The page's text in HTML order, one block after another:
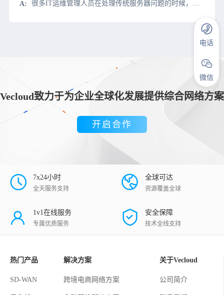
Vecloud致力于为企业全球化发展提供综合网络方案
开启合作
7x24小时
全天服务支持
全球可达
资源覆盖全球
1v1在线服务
专属优质服务
安全保障
技术全线支持
热门产品
SD-WAN
解决方案
跨境电商网络方案
关于Vecloud
公司简介
电话
微信